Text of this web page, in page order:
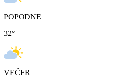
POPODNE
32°
VEČER